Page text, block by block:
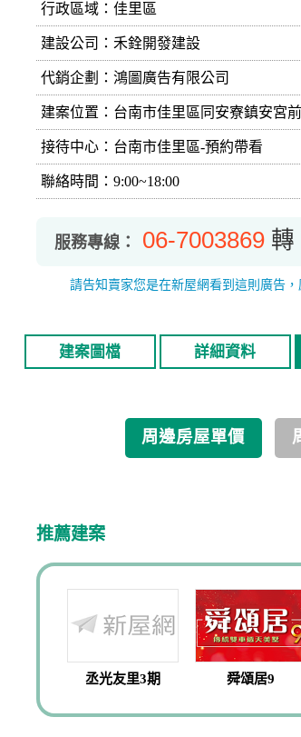
行政區域：佳里區
建設公司： 禾銓開發建設
代銷企劃：鴻圖廣告有限公司
建案位置：台南市佳里區同安寮鎮安宮前
接待中心：台南市佳里區-預約帶看
聯絡時間：9:00~18:00
服務專線： 06-7003869 轉
請告知賣家您是在新屋網看到這則廣告，
建案圖檔 詳細資料
周邊房屋單價
推薦建案
丞光友里3期 舜頌居9